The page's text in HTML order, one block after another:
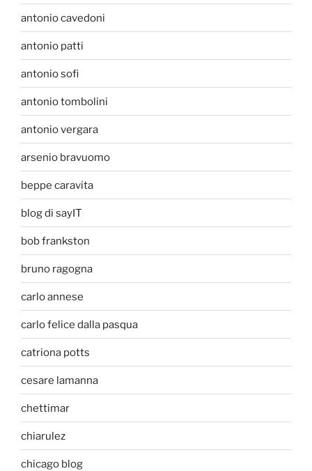
antonio cavedoni
antonio patti
antonio sofi
antonio tombolini
antonio vergara
arsenio bravuomo
beppe caravita
blog di sayIT
bob frankston
bruno ragogna
carlo annese
carlo felice dalla pasqua
catriona potts
cesare lamanna
chettimar
chiarulez
chicago blog